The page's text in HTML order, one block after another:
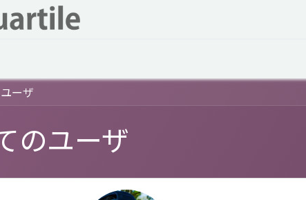
ユーザ
のユーザ